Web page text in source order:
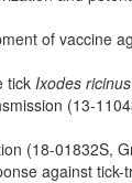
of vaccine
tick Ixodes ricinus
(13-
(18-01832S,
against